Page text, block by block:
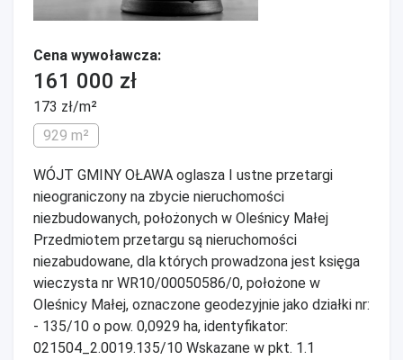
Cena wywoławcza:
161 000 zł
173 zł/m²
929 m²
WÓJT GMINY OŁAWA oglasza I ustne przetargi
nieograniczony na zbycie nieruchomości
niezbudowanych, położonych w Oleśnicy Małej
Przedmiotem przetargu są nieruchomości
niezabudowane, dla których prowadzona jest księga
wieczysta nr WR10/00050586/0, położone w
Oleśnicy Małej, oznaczone geodezyjnie jako działki nr:
- 135/10 o pow. 0,0929 ha, identyfikator:
021504_2.0019.135/10 Wskazane w pkt. 1.1